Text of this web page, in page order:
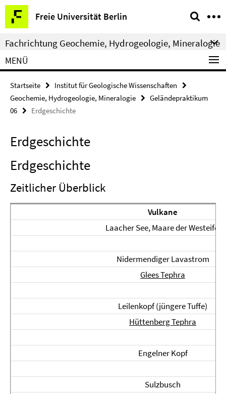
Springe
direkt
zu
Inhalt
Freie Universität Berlin
Service-
Navigation
Fachrichtung Geochemie, Hydrogeologie, Mineralogie
MENÜ
Startseite
Institut für Geologische Wissenschaften
Geochemie, Hydrogeologie, Mineralogie
Geländepraktikum
06
Erdgeschichte
Erdgeschichte
Erdgeschichte
Zeitlicher Überblick
Vulkane
Laacher See, Maare der Westeifel
Nidermendiger Lavastrom
Glees Tephra
Leilenkopf (jüngere Tuffe)
Hüttenberg Tephra
Engelner Kopf
Sulzbusch